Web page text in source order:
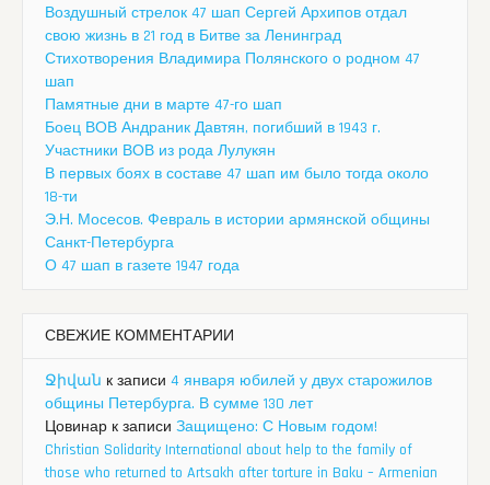
Воздушный стрелок 47 шап Сергей Архипов отдал
свою жизнь в 21 год в Битве за Ленинград
Стихотворения Владимира Полянского о родном 47
шап
Памятные дни в марте 47-го шап
Боец ВОВ Андраник Давтян, погибший в 1943 г.
Участники ВОВ из рода Лулукян
В первых боях в составе 47 шап им было тогда около
18-ти
Э.Н. Мосесов. Февраль в истории армянской общины
Санкт-Петербурга
О 47 шап в газете 1947 года
СВЕЖИЕ КОММЕНТАРИИ
Ջիվան к записи 4 января юбилей у двух старожилов
общины Петербурга. В сумме 130 лет
Цовинар к записи Защищено: С Новым годом!
Christian Solidarity International about help to the family of
those who returned to Artsakh after torture in Baku – Armenian